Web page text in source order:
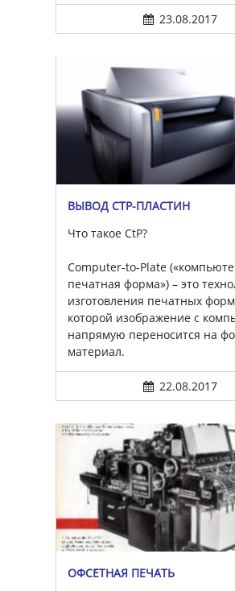
23.08.2017
ВЫВОД CTP-ПЛАСТИН
Что такое CtP?
Computer-to-Plate
печатная форма») – это
изготовления печатных
которой изображение с
напрямую переносится на
материал.
22.08.2017
ОФСЕ́ТНАЯ ПЕЧА́ТЬ